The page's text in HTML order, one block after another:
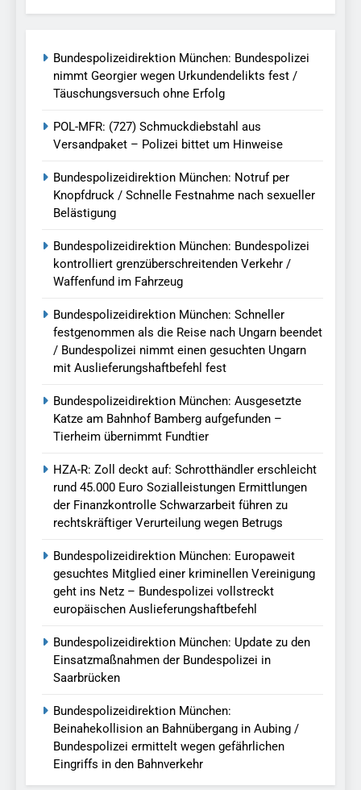
Bundespolizeidirektion München: Bundespolizei
nimmt Georgier wegen Urkundendelikts fest /
Täuschungsversuch ohne Erfolg
POL-MFR: (727) Schmuckdiebstahl aus
Versandpaket – Polizei bittet um Hinweise
Bundespolizeidirektion München: Notruf per
Knopfdruck / Schnelle Festnahme nach sexueller
Belästigung
Bundespolizeidirektion München: Bundespolizei
kontrolliert grenzüberschreitenden Verkehr /
Waffenfund im Fahrzeug
Bundespolizeidirektion München: Schneller
festgenommen als die Reise nach Ungarn beendet
/ Bundespolizei nimmt einen gesuchten Ungarn
mit Auslieferungshaftbefehl fest
Bundespolizeidirektion München: Ausgesetzte
Katze am Bahnhof Bamberg aufgefunden –
Tierheim übernimmt Fundtier
HZA-R: Zoll deckt auf: Schrotthändler erschleicht
rund 45.000 Euro Sozialleistungen Ermittlungen
der Finanzkontrolle Schwarzarbeit führen zu
rechtskräftiger Verurteilung wegen Betrugs
Bundespolizeidirektion München: Europaweit
gesuchtes Mitglied einer kriminellen Vereinigung
geht ins Netz – Bundespolizei vollstreckt
europäischen Auslieferungshaftbefehl
Bundespolizeidirektion München: Update zu den
Einsatzmaßnahmen der Bundespolizei in
Saarbrücken
Bundespolizeidirektion München:
Beinahekollision an Bahnübergang in Aubing /
Bundespolizei ermittelt wegen gefährlichen
Eingriffs in den Bahnverkehr